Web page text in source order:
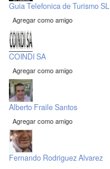
Guia Telefonica de Turismo SL
Agregar como amigo
COINDI SA
Agregar como amigo
Alberto Fraile Santos
Agregar como amigo
Fernando Rodriguez Alvarez